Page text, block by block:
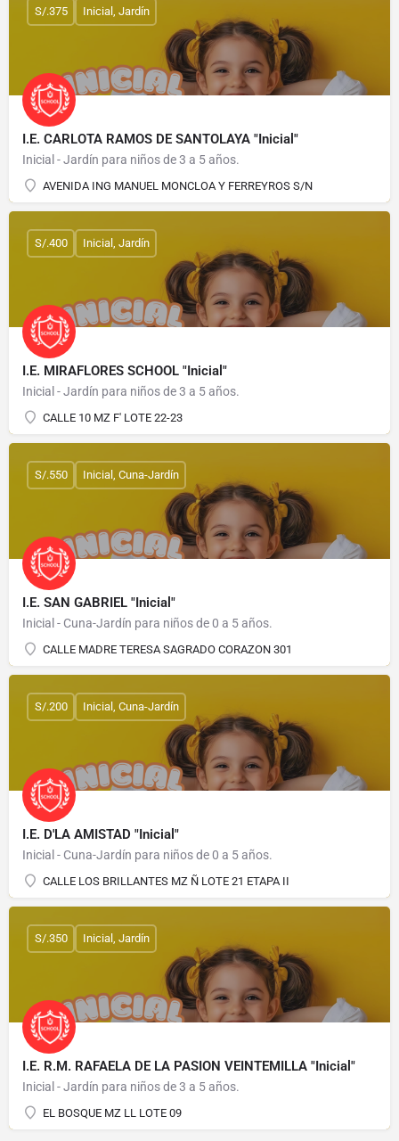
I.E. CARLOTA RAMOS DE SANTOLAYA "Inicial"
Inicial - Jardín para niños de 3 a 5 años.
AVENIDA ING MANUEL MONCLOA Y FERREYROS S/N
S/.375 Inicial, Jardín
I.E. MIRAFLORES SCHOOL "Inicial"
Inicial - Jardín para niños de 3 a 5 años.
CALLE 10 MZ F' LOTE 22-23
S/.400 Inicial, Jardín
I.E. SAN GABRIEL "Inicial"
Inicial - Cuna-Jardín para niños de 0 a 5 años.
CALLE MADRE TERESA SAGRADO CORAZON 301
S/.550 Inicial, Cuna-Jardín
I.E. D'LA AMISTAD "Inicial"
Inicial - Cuna-Jardín para niños de 0 a 5 años.
CALLE LOS BRILLANTES MZ Ñ LOTE 21 ETAPA II
S/.200 Inicial, Cuna-Jardín
I.E. R.M. RAFAELA DE LA PASION VEINTEMILLA "Inicial"
Inicial - Jardín para niños de 3 a 5 años.
EL BOSQUE MZ LL LOTE 09
S/.350 Inicial, Jardín